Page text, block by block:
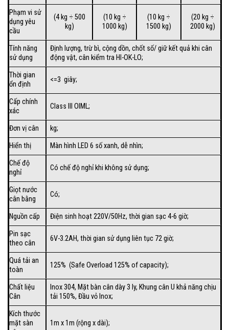
Phạm vi sử
dụng yêu
cầu
(4 kg ÷ 500
kg)
(10 kg ÷
1000 kg)
(10 kg ÷
1500 kg)
(20 kg ÷
2000 kg)
Tính năng
sử dụng
Định lượng, trừ bì, cộng dồn, chốt số/ giữ kết quả khi cân
động vật, cân kiểm tra HI-OK-LO;
Thời gian
ổn định
<=3 giây;
Cấp chính
xác
Class III OIML;
Đơn vị cân
kg;
Hiển thị
Màn hình LED 6 số xanh, dễ nhìn;
Chế độ
nghỉ
Có chế độ nghỉ khi không sử dụng;
Giọt nước
cân bằng
Có;
Nguồn cấp
Điện sinh hoạt 220V/50Hz, thời gian sạc 4-6 giờ;
Pin sạc
theo cân
6V-3.2AH, thời gian sử dụng liên tục 72 giờ;
Quá tải an
toàn
125% (Safe Overload 125% of capacity);
Chất liệu
Cân
Inox 304, Mặt bàn cân dày 3 ly, Khung cân U khả năng chịu
tải 150%, Đầu vỏ Inox;
Kích thước
mặt sàn
1m x 1m (rộng x dài);